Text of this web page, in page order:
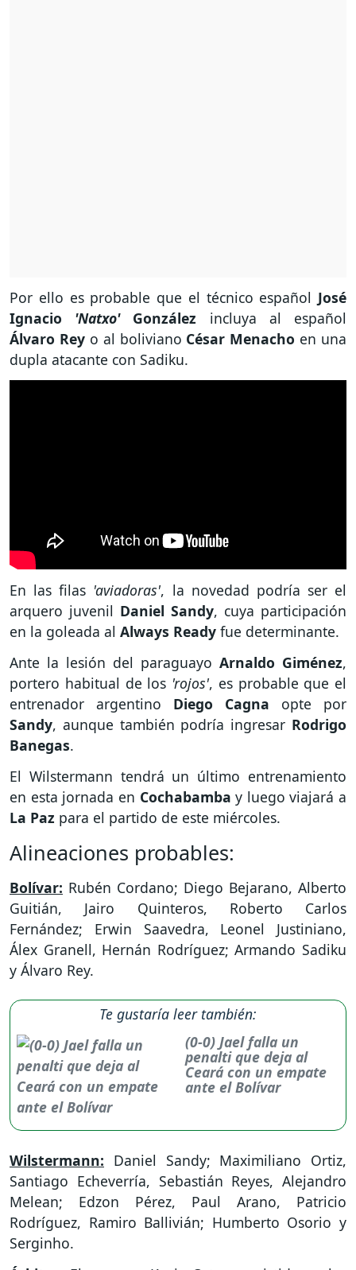
Por ello es probable que el técnico español José
Ignacio 'Natxo' González incluya al español
Álvaro Rey o al boliviano César Menacho en una
dupla atacante con Sadiku.
En las filas 'aviadoras', la novedad podría ser el
arquero juvenil Daniel Sandy, cuya participación
en la goleada al Always Ready fue determinante.
Ante la lesión del paraguayo Arnaldo Giménez,
portero habitual de los 'rojos', es probable que el
entrenador argentino Diego Cagna opte por
Sandy, aunque también podría ingresar Rodrigo
Banegas.
El Wilstermann tendrá un último entrenamiento
en esta jornada en Cochabambay luego viajará a
La Paz para el partido de este miércoles.
Alineaciones probables:
Bolívar: Rubén Cordano; Diego Bejarano, Alberto
Guitián, Jairo Quinteros, Roberto Carlos
Fernández; Erwin Saavedra, Leonel Justiniano,
Álex Granell, Hernán Rodríguez; Armando Sadiku
y Álvaro Rey.
Te gustaría leer también:
(0-0) Jael falla un
penalti que deja al
Ceará con un empate
ante el Bolívar
Wilstermann: Daniel Sandy; Maximiliano Ortiz,
Santiago Echeverría, Sebastián Reyes, Alejandro
Melean; Edzon Pérez, Paul Arano, Patricio
Rodríguez, Ramiro Ballivián; Humberto Osorio y
Serginho.